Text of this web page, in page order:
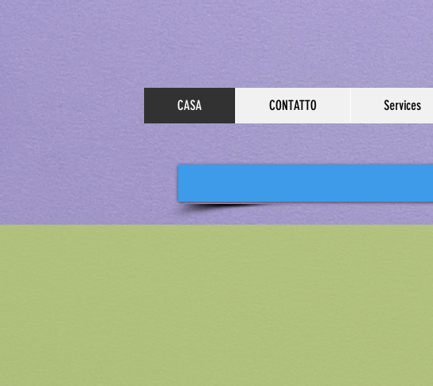
SoosMac
CASA CONTATTO Services